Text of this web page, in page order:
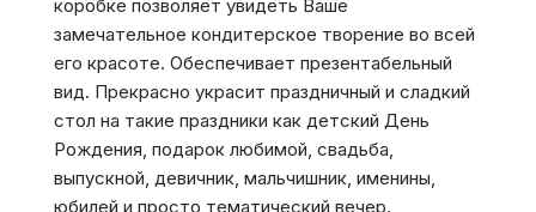
коробке позволяет увидеть Ваше
замечательное кондитерское творение во всей
его красоте. Обеспечивает презентабельный
вид. Прекрасно украсит праздничный и сладкий
стол на такие праздники как детский День
Рождения, подарок любимой, свадьба,
выпускной, девичник, мальчишник, именины,
юбилей и просто тематический вечер.